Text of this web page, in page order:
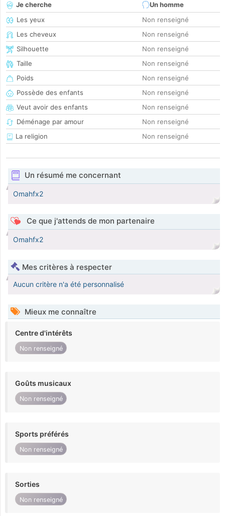
Je cherche
Un homme
Les yeux
Non renseigné
Les cheveux
Non renseigné
Silhouette
Non renseigné
Taille
Non renseigné
Poids
Non renseigné
Possède des enfants
Non renseigné
Veut avoir des enfants
Non renseigné
Déménage par amour
Non renseigné
La religion
Non renseigné
Un résumé me concernant
Omahfx2
Ce que j'attends de mon partenaire
Omahfx2
Mes critères à respecter
Aucun critère n'a été personnalisé
Mieux me connaître
Centre d'intérêts
Non renseigné
Goûts musicaux
Non renseigné
Sports préférés
Non renseigné
Sorties
Non renseigné